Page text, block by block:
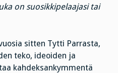
on suosikkipelaajasi tai
sitten Tytti Parrasta,
teko, ideoiden ja
kahdeksankymmentä